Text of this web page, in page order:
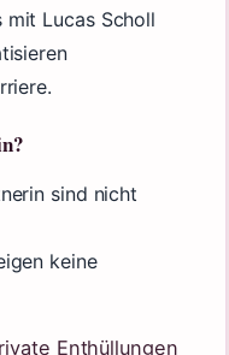
mit Lucas Scholl
sind nicht
keine
Enthüllungen